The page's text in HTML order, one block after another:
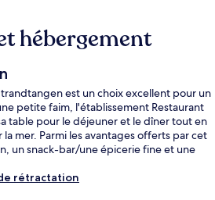
hébergement
est un choix excellent pour un
petite faim, l'établissement Restaurant
table pour le déjeuner et le dîner tout en
mer. Parmi les avantages offerts par cet
un snack-bar/une épicerie fine et une
rétractation